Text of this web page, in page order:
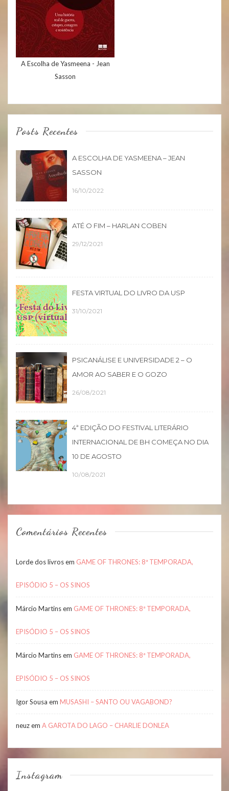
A Escolha de Yasmeena - Jean
Sasson
Posts Recentes
A ESCOLHA DE YASMEENA – JEAN
SASSON
16/10/2022
ATÉ O FIM – HARLAN COBEN
29/12/2021
FESTA VIRTUAL DO LIVRO DA USP
31/10/2021
PSICANÁLISE E UNIVERSIDADE 2 – O
AMOR AO SABER E O GOZO
26/08/2021
4ª EDIÇÃO DO FESTIVAL LITERÁRIO
INTERNACIONAL DE BH COMEÇA NO DIA
10 DE AGOSTO
10/08/2021
Comentários Recentes
Lorde dos livrosem GAME OF THRONES: 8ª TEMPORADA,
EPISÓDIO 5 – OS SINOS
Márcio Martinsem GAME OF THRONES: 8ª TEMPORADA,
EPISÓDIO 5 – OS SINOS
Márcio Martinsem GAME OF THRONES: 8ª TEMPORADA,
EPISÓDIO 5 – OS SINOS
Igor Sousa em MUSASHI – SANTO OU VAGABOND?
neuzem A GAROTA DO LAGO – CHARLIE DONLEA
Instagram